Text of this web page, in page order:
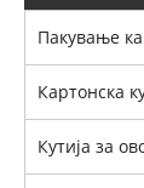
Пакување
Картонска
Кутија за